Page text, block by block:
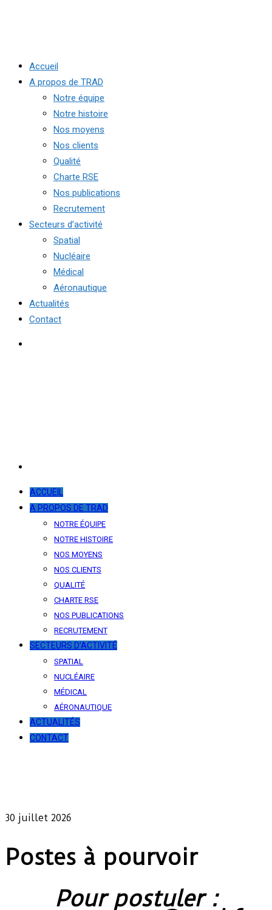
Accueil
A propos de TRAD
Notre équipe
Notre histoire
Nos moyens
Nos clients
Qualité
Charte RSE
Nos publications
Recrutement
Secteurs d’activité
Spatial
Nucléaire
Médical
Aéronautique
Actualités
Contact
ACCUEIL
A PROPOS DE TRAD
NOTRE ÉQUIPE
NOTRE HISTOIRE
NOS MOYENS
NOS CLIENTS
QUALITÉ
CHARTE RSE
NOS PUBLICATIONS
RECRUTEMENT
SECTEURS D’ACTIVITÉ
SPATIAL
NUCLÉAIRE
MÉDICAL
AÉRONAUTIQUE
ACTUALITÉS
CONTACT
30 juillet 2026
Postes à pourvoir
Pour postuler :